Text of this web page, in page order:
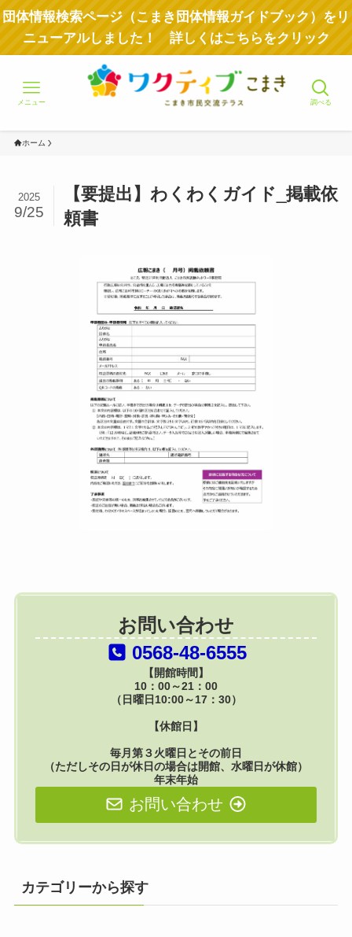
団体情報検索ページ（こまき団体情報ガイドブック）をリ
ニューアルしました！ 詳しくはこちらをクリック
調べる
メニュー
ホーム
【要提出】わくわくガイド_掲載依
頼書
2025
9/25
お問い合わせ
0568-48-6555
【開館時間】
10：00～21：00
（日曜日10:00～17：30）
【休館日】
毎月第３火曜日とその前日
（ただしその日が休日の場合は開館、水曜日が休館）
年末年始
お問い合わせ
カテゴリーから探す